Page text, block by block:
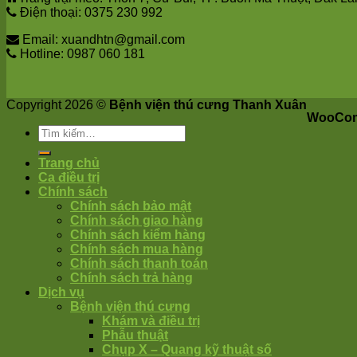
Điện thoại: 0375 230 992
Email: xuandhtn@gmail.com
Hotline: 0987 060 181
Copyright 2026 © Bệnh viện thú cưng Thanh Xuân
Trang chủ
Ca điều trị
Chính sách
Chính sách bảo mật
Chính sách giao hàng
Chính sách kiểm hàng
Chính sách mua hàng
Chính sách thanh toán
Chính sách trả hàng
Dịch vụ
Bệnh viện thú cưng
Khám và điều trị
Phẫu thuật
Chụp X – Quang kỹ thuật số